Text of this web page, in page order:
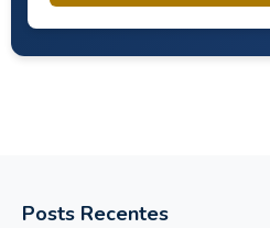
Posts Recentes